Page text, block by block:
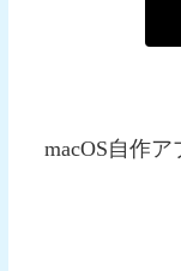
macOS自作